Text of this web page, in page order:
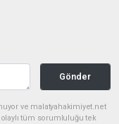
Gönder
ve malatyahakimiyet.net
tüm sorumluluğu tek